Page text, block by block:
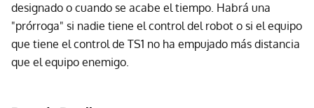
designado o cuando se acabe el tiempo. Habrá una
"prórroga" si nadie tiene el control del robot o si el equipo
que tiene el control de TS1 no ha empujado más distancia
que el equipo enemigo.